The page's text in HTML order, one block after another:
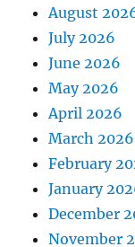
August
July 2026
June 2026
May 2026
April 2026
March 2026
February
January
December
November